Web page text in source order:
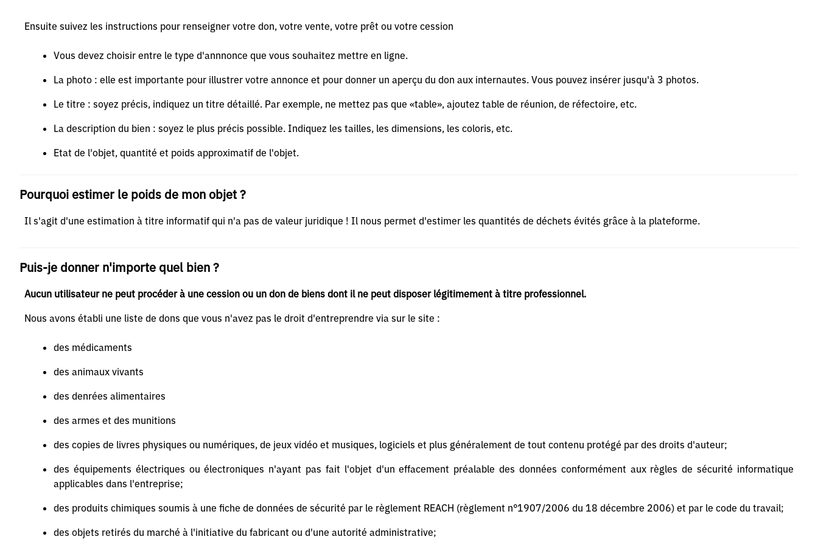
Ensuite suivez les instructions pour renseigner votre don, votre vente, votre prêt ou votre cession
Vous devez choisir entre le type d'annnonce que vous souhaitez mettre en ligne.
La photo : elle est importante pour illustrer votre annonce et pour donner un aperçu du don aux internautes. Vous pouvez insérer jusqu'à 3 photos.
Le titre : soyez précis, indiquez un titre détaillé. Par exemple, ne mettez pas que «table», ajoutez table de réunion, de réfectoire, etc.
La description du bien : soyez le plus précis possible. Indiquez les tailles, les dimensions, les coloris, etc.
Etat de l'objet, quantité et poids approximatif de l'objet.
Pourquoi estimer le poids de mon objet ?
Il s'agit d'une estimation à titre informatif qui n'a pas de valeur juridique ! Il nous permet d'estimer les quantités de déchets évités grâce à la plateforme.
Puis-je donner n'importe quel bien ?
Aucun utilisateur ne peut procéder à une cession ou un don de biens dont il ne peut disposer légitimement à titre professionnel.
Nous avons établi une liste de dons que vous n'avez pas le droit d'entreprendre via sur le site :
des médicaments
des animaux vivants
des denrées alimentaires
des armes et des munitions
des copies de livres physiques ou numériques, de jeux vidéo et musiques, logiciels et plus généralement de tout contenu protégé par des droits d'auteur;
des équipements électriques ou électroniques n'ayant pas fait l'objet d'un effacement préalable des données conformément aux règles de sécurité informatique
applicables dans l'entreprise;
des produits chimiques soumis à une fiche de données de sécurité par le règlement REACH (règlement n°1907/2006 du 18 décembre 2006) et par le code du travail;
des objets retirés du marché à l'initiative du fabricant ou d'une autorité administrative;